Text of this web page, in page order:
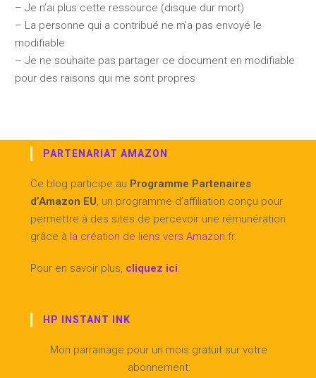
– Je n’ai plus cette ressource (disque dur mort)
– La personne qui a contribué ne m’a pas envoyé le
modifiable
– Je ne souhaite pas partager ce document en modifiable
pour des raisons qui me sont propres
PARTENARIAT AMAZON
Ce blog participe au Programme Partenaires
d’Amazon EU, un programme d’affiliation conçu pour
permettre à des sites de percevoir une rémunération
grâce à la création de liens vers Amazon.fr.
Pour en savoir plus, cliquez ici.
HP INSTANT INK
Mon parrainage pour un mois gratuit sur votre
abonnement: